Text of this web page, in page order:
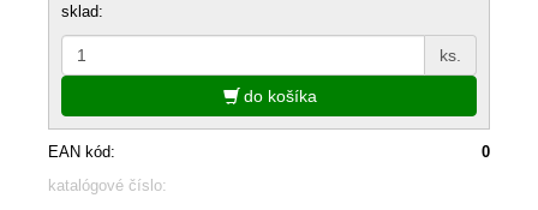
sklad:
ks.
do košíka
EAN kód:
0
katalógové číslo: